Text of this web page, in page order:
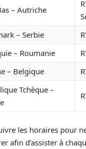
– Autriche
– Serbie
– Roumanie
– Belgique
Tchèque –
les horaires pour
afin d’assister à